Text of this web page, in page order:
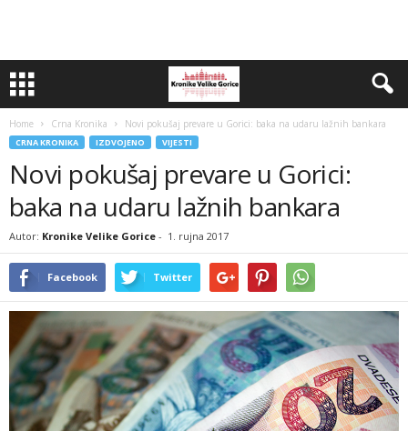
Home Crna Kronika Novi pokušaj prevare u Gorici: baka na udaru lažnih bankara
CRNA KRONIKA IZDVOJENO VIJESTI
Novi pokušaj prevare u Gorici:
baka na udaru lažnih bankara
Autor: Kronike Velike Gorice - 1. rujna 2017
Facebook Twitter